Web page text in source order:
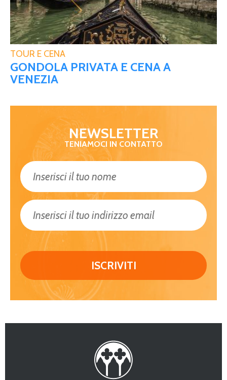
TOUR E CENA
GONDOLA PRIVATA E CENA A
VENEZIA
NEWSLETTER
TENIAMOCI IN CONTATTO